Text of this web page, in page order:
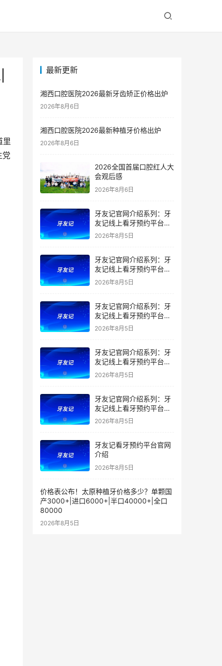
里
党
最新更新
湘西口腔医院2026最新牙齿矫正价格出炉
2026年8月6日
湘西口腔医院2026最新种植牙价格出炉
2026年8月6日
2026全国首届口腔红人大
会观后感
2026年8月6日
牙友记官网介绍系列：牙
友记线上看牙预约平台是
干什么的？靠谱吗？
2026年8月5日
牙友记官网介绍系列：牙
友记线上看牙预约平台让
看牙不再靠运气
2026年8月5日
牙友记官网介绍系列：牙
友记线上看牙预约平台打
破口腔行业专业壁垒新手
2026年8月5日
牙友记官网介绍系列：牙
友记线上看牙预约平台落
地同城就诊经验打破未知
2026年8月5日
牙友记官网介绍系列：牙
友记线上看牙预约平台的
优势在哪里？
2026年8月5日
牙友记看牙预约平台官网
介绍
2026年8月5日
价格表公布！太原种植牙价格多少？单颗国
产3000+|进口6000+|半口40000+|全口
80000
2026年8月5日